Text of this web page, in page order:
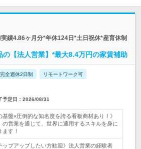
実績4.86ヶ月分*年休124日*土日祝休*産育休制
の【法人営業】*最大8.4万円の家賃補助
完全週休2日制 リモートワーク可
予定日：2026/08/31
基盤×圧倒的な知名度を誇る看板商材あり！》
の営業を通じて、世界に通用するスキルを身に
す！
ップアップしたい方歓迎》法人営業の経験者